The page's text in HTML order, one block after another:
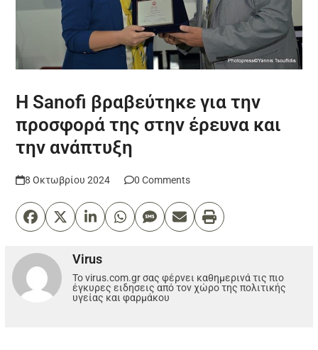
H Sanofi βραβεύτηκε για την
προσφορά της στην έρευνα και
την ανάπτυξη
8 Οκτωβρίου 2024 0 Comments
Virus
Το virus.com.gr σας φέρνει καθημερινά τις πιο
έγκυρες ειδησεις από τον χώρο της πολιτικής
υγείας και φαρμάκου